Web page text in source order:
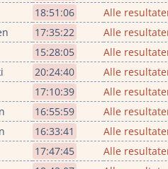
18:51:06
Alle
17:35:22
Alle
15:28:05
Alle
20:24:40
Alle
17:10:39
Alle
16:55:59
Alle
16:33:41
Alle
17:47:45
Alle